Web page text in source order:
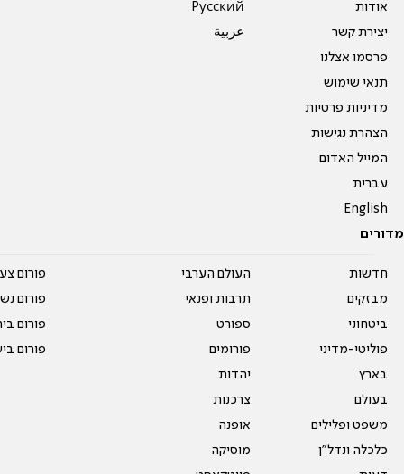
אודות
יצירת קשר
פרסמו אצלנו
תנאי שימוש
מדיניות פרטיות
הצהרת נגישות
המייל האדום
עברית
English
Pусский
عربية
מדורים
חדשות
מבזקים
ביטחוני
פוליטי-מדיני
בארץ
בעולם
משפט ופלילים
כלכלה ונדל"ן
העולם הערבי
תרבות ופנאי
ספורט
פורומים
יהדות
צרכנות
אופנה
מוסיקה
פורום
פורום
פורום
פורום